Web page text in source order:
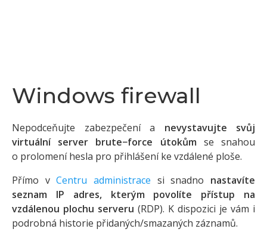
Windows firewall
Nepodceňujte zabezpečení a nevystavujte svůj
virtuální server brute−force útokům se snahou
o prolomení hesla pro přihlášení ke vzdálené ploše.
Přímo vCentru administrace si snadno nastavíte
seznam IP adres, kterým povolíte přístup na
vzdálenou plochu serveru (RDP). K dispozici je vám i
podrobná historie přidaných/smazaných záznamů.